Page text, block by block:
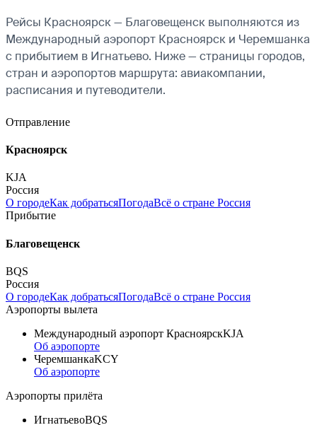
Рейсы Красноярск — Благовещенск выполняются из
Международный аэропорт Красноярск и Черемшанка
с прибытием в Игнатьево. Ниже — страницы городов,
стран и аэропортов маршрута: авиакомпании,
расписания и путеводители.
Отправление
Красноярск
KJA
Россия
О городеКак добратьсяПогодаВсё о стране Россия
Прибытие
Благовещенск
BQS
Россия
О городеКак добратьсяПогодаВсё о стране Россия
Аэропорты вылета
Международный аэропорт КрасноярскKJA
Об аэропорте
ЧеремшанкаKCY
Об аэропорте
Аэропорты прилёта
ИгнатьевоBQS